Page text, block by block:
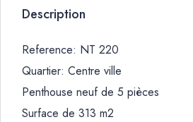
Description
Reference: NT 220
Quartier: Centre ville
Penthouse neuf de 5 pièces
Surface de 313 m2